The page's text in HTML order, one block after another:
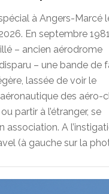
à Angers-Marcé
En septembre
– ancien aérodrome
– une bande de
lassée de voir le
des aéro-
partir à l’étranger, se
association. A
(à gauche sur la